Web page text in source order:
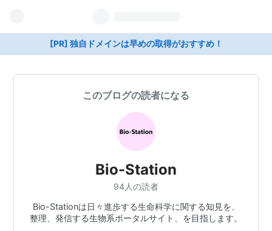
[PR] 独自ドメインは早めの取得がおすすめ！
このブログの読者になる
Bio-Station
94人の読者
Bio-Stationは日々進歩する生命科学に関する知見を、
整理、発信する生物系ポータルサイト、を目指します。